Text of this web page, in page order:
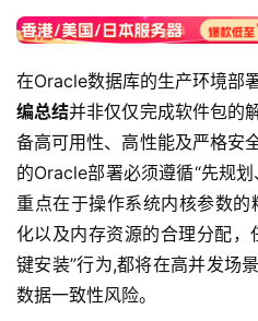
在Oracle数据库的生产环境部署
编总结并非仅仅完成软件包的
备高可用性、高性能及严格安
的Oracle部署必须遵循“先规划
重点在于操作系统内核参数
化以及内存资源的合理分配，
键安装”行为,都将在高并发场
数据一致性风险。